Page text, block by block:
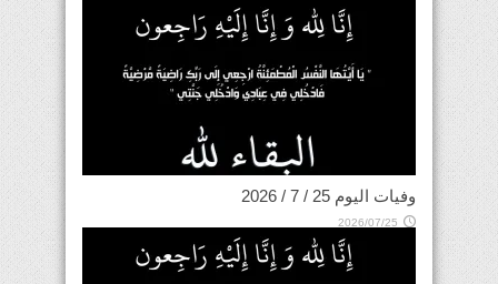
وفيات اليوم 25 / 7 / 2026
2026/07/25